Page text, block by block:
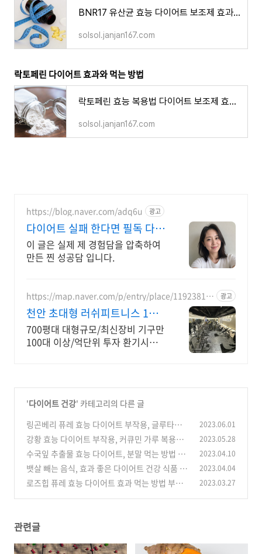
BNR17 유산균 효능 다이어트 보조제 효과 부작용 복용법
solsol.janjan167.com
락토페린 다이어트 효과와 먹는 방법
락토페린 효능 복용법 다이어트 보조제 효과 부작용 장용성 유산균
solsol.janjan167.com
https://blog.naver.com/adq6u 광고
다이어트 실패 한다면 필독 다이
어터 김아연
이 글은 실제 제 경험담을 압축하여
만든 찐 성공담 입니다.
https://map.naver.com/p/entry/place/11923815
99
광고
천안 초대형 러쉬피트니스 1인
샤워탈의실 호텔식 헬스장
700평대 대형규모/최신장비 기구만
100대 이상/억단위 투자 환기시스
'다이어트 건강' 카테고리의 다른 글
링곤베리 퓨레 효능 다이어트 부작용, 글루타치
온 효과 권장량 먹는 법 (0)
2023.06.01
강황 효능 다이어트 부작용, 커큐민 가루 복용법
주의사항 흡수율 (0)
2023.05.28
수국잎 추출물 효능 다이어트, 분말 먹는 방법 부
작용 주의할 점
(0)
2023.04.10
뱃살 빼는 음식, 효과 좋은 다이어트 건강 식품 베
스트 10 (0)
2023.04.04
로즈힙 퓨레 효능 다이어트 효과 먹는 방법 부작
2023.03.27
관련글